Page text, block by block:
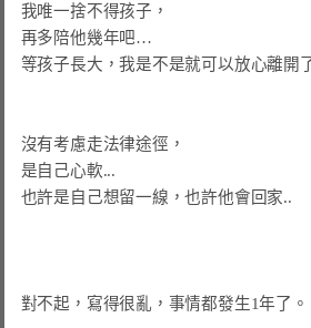
我唯一捨不得孩子，
再多陪他幾年吧…
等孩子長大，我是不是就可以放心離開
沒有考慮走法律途徑，
是自己心軟...
也許是自己想留一線，也許他會回家..
對不起，寫得很亂，事情都發生1年了。